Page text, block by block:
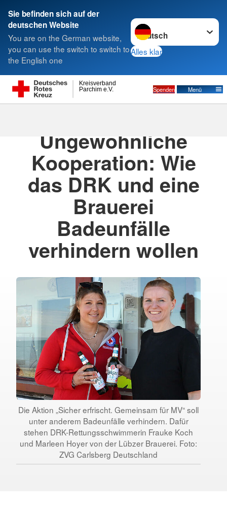
Sie befinden sich auf der
deutschen Website
You are on the German website,
you can use the switch to switch to
the English one
Sprache wechseln zu
Alles klar
Parchim e.V.
Kreisverband
Spenden Menü
Suche
Ungewöhnliche
Kooperation: Wie
das DRK und eine
Brauerei
Badeunfälle
verhindern wollen
Die Aktion „Sicher erfrischt. Gemeinsam für MV“ soll
unter anderem Badeunfälle verhindern. Dafür
stehen DRK-Rettungsschwimmerin Frauke Koch
und Marleen Hoyer von der Lübzer Brauerei. Foto:
ZVG Carlsberg Deutschland